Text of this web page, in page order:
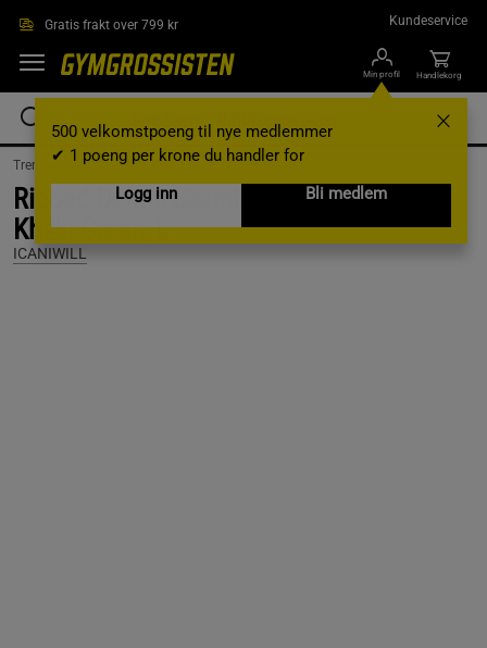
Gratis frakt over 799 kr Kundeservice
Min profil
500 velkomstpoeng til nye medlemmer
✔ 1 poeng per krone du handler for
Logg inn
Bli medlem
Handlekorg
Treningsklær / Treningsklær dame / Treningstights
Ribbed Define Seamless Tights, Dark
Khaki Green, L
ICANIWILL